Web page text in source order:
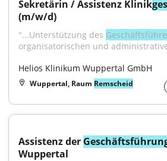
Sekretärin / Assistenz Klinik
(m/w/d)
"...Unterstützung des
organisatorischen und
Helios Klinikum Wuppertal GmbH
Wuppertal, Raum Remscheid
Assistenz der
Wuppertal